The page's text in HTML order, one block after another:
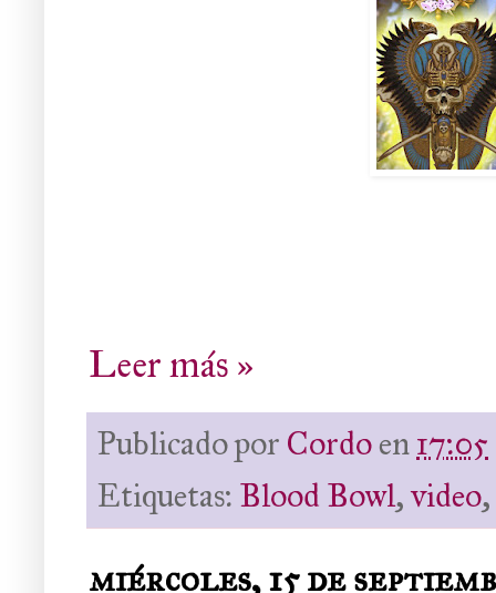
Leer más »
Publicado por Cordoen17:05
Etiquetas: Blood Bowl,video,
miércoles, 15 de